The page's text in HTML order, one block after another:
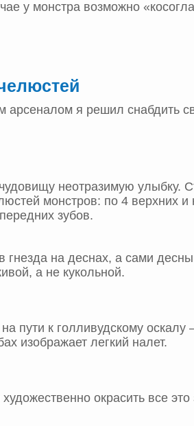
у монстра возможно
арсеналом я решил снабдить
неотразимую улыбку.
монстров: по 4 верхних
зубов.
гнезда на деснах, а сами
а не кукольной.
пути к голливудскому оскалу
изображает легкий налет.
окрасить все это